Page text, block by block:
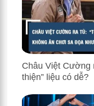
Châu Việt Cường
thiện” liệu có dễ?